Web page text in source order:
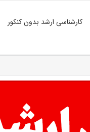
کارشناسی ارشد بدون کنکور